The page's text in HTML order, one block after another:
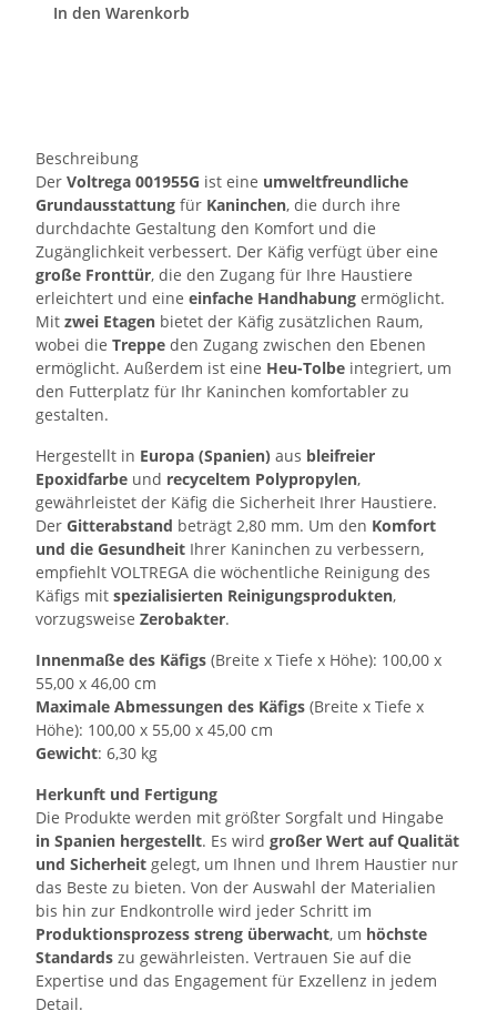
In den Warenkorb
Beschreibung
Der Voltrega 001955G ist eine umweltfreundliche
Grundausstattung für Kaninchen, die durch ihre
durchdachte Gestaltung den Komfort und die
Zugänglichkeit verbessert. Der Käfig verfügt über eine
große Fronttür, die den Zugang für Ihre Haustiere
erleichtert und eine einfache Handhabung ermöglicht.
Mit zwei Etagen bietet der Käfig zusätzlichen Raum,
wobei die Treppe den Zugang zwischen den Ebenen
ermöglicht. Außerdem ist eine Heu-Tolbe integriert, um
den Futterplatz für Ihr Kaninchen komfortabler zu
gestalten.
Hergestellt in Europa (Spanien) aus bleifreier
Epoxidfarbe und recyceltem Polypropylen,
gewährleistet der Käfig die Sicherheit Ihrer Haustiere.
Der Gitterabstand beträgt 2,80 mm. Um den Komfort
und die Gesundheit Ihrer Kaninchen zu verbessern,
empfiehlt VOLTREGA die wöchentliche Reinigung des
Käfigs mit spezialisierten Reinigungsprodukten,
vorzugsweise Zerobakter.
Innenmaße des Käfigs (Breite x Tiefe x Höhe): 100,00 x
55,00 x 46,00 cm
Maximale Abmessungen des Käfigs (Breite x Tiefe x
Höhe): 100,00 x 55,00 x 45,00 cm
Gewicht: 6,30 kg
Herkunft und Fertigung
Die Produkte werden mit größter Sorgfalt und Hingabe
in Spanien hergestellt. Es wird großer Wert auf Qualität
und Sicherheit gelegt, um Ihnen und Ihrem Haustier nur
das Beste zu bieten. Von der Auswahl der Materialien
bis hin zur Endkontrolle wird jeder Schritt im
Produktionsprozess streng überwacht, um höchste
Standards zu gewährleisten. Vertrauen Sie auf die
Expertise und das Engagement für Exzellenz in jedem
Detail.